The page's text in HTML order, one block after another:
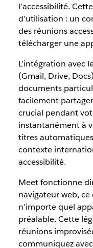
l’accessibilité.
d’utilisation : un
des réunions
télécharger une
L’intégration avec
(Gmail, Drive,
documents
facilement
crucial pendant
instantanément à
titres
contexte
accessibilité.
Meet fonctionne
navigateur web,
n’importe quel
préalable. Cette
réunions
communiquez